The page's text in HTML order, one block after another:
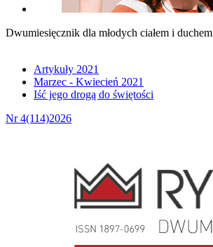
Dwumiesięcznik dla młodych ciałem i duchem
Artykuły 2021
Marzec - Kwiecień 2021
Iść jego drogą do świętości
Nr 4(114)2026